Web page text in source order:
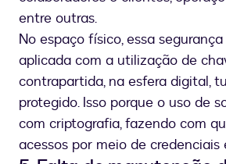
entre outras.
No espaço físico, essa
aplicada com a utilização de
contrapartida, na esfera digital,
protegido. Isso porque o uso de
com criptografia, fazendo com
acessos por meio de credenciais